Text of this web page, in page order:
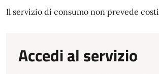
Il servizio di consumo non prevede costi
Accedi al servizio